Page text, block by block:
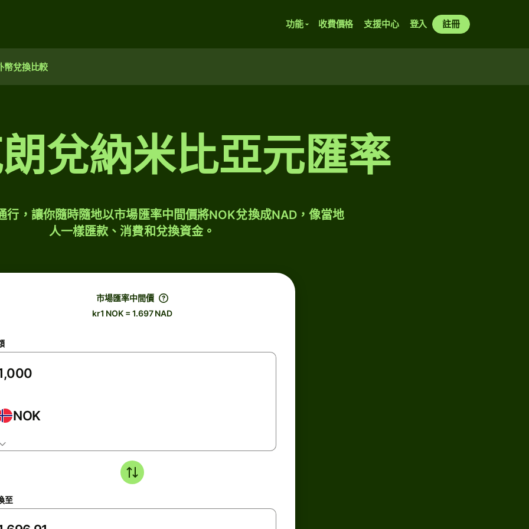
功能 收費價格 支援中心 登入 註冊
幣兌換比較
兌納米比亞元匯率
行，讓你隨時隨地以市場匯率中間價將NOK兌換成NAD，像當地
人一樣匯款、消費和兌換資金。
市場匯率中間價
kr1 NOK = 1.697 NAD
NOK
至